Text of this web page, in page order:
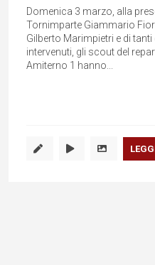
Domenica 3 marzo, alla
Tornimparte Giammario
Gilberto Marimpietri e di
intervenuti, gli scout del
Amiterno 1 hanno...